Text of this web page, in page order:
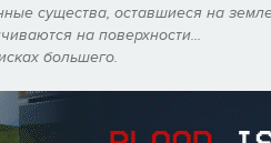
существа, оставшиеся на
на поверхности...
большего.